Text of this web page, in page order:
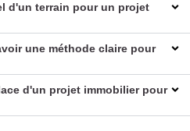
d'un terrain pour un projet
une méthode claire pour
d'un projet immobilier pour